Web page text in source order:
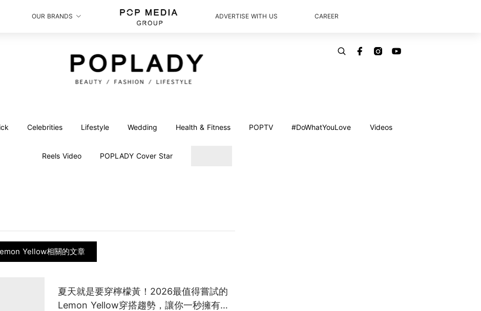
OUR BRANDS ADVERTISE WITH US CAREER
Celebrities Lifestyle Wedding Health & Fitness POPTV #DoWhatYouLove Videos
Reels Video POPLADY Cover Star
Yellow相關的文章
夏天就是要穿檸檬黃！2026最值得嘗試的
Lemon Yellow穿搭趨勢，讓你一秒擁有陽